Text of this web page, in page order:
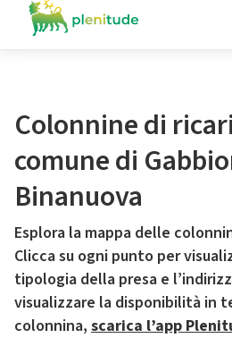
Colonnine di
comune di
Binanuova
Esplora la mappa delle
Clicca su ogni punto per
tipologia della presa e
visualizzare la disponibilità in
colonnina, scarica l’app